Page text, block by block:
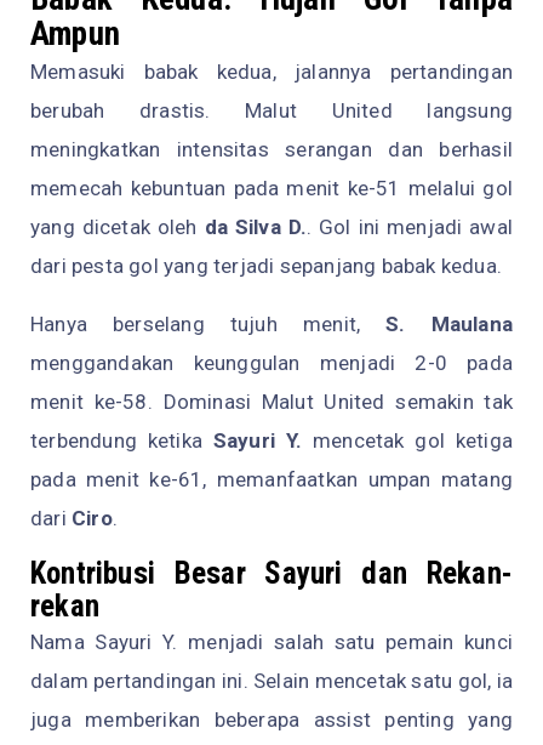
Ampun
Memasuki babak kedua, jalannya pertandingan
berubah drastis. Malut United langsung
meningkatkan intensitas serangan dan berhasil
memecah kebuntuan pada menit ke-51 melalui gol
yang dicetak oleh da Silva D.. Gol ini menjadi awal
dari pesta gol yang terjadi sepanjang babak kedua.
Hanya berselang tujuh menit,S. Maulana
menggandakan keunggulan menjadi 2-0 pada
menit ke-58. Dominasi Malut United semakin tak
terbendung ketika Sayuri Y. mencetak gol ketiga
pada menit ke-61, memanfaatkan umpan matang
dari Ciro.
Kontribusi Besar Sayuri dan Rekan-
rekan
Nama Sayuri Y. menjadi salah satu pemain kunci
dalam pertandingan ini. Selain mencetak satu gol, ia
juga memberikan beberapa assist penting yang